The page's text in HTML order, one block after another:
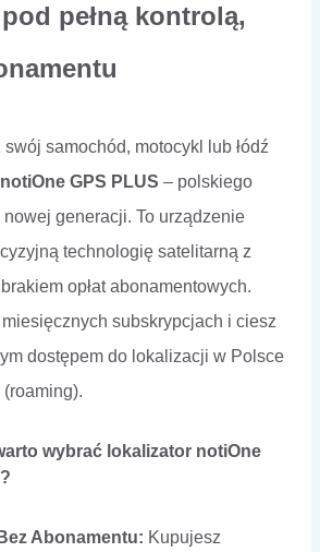
pełną kontrolą,
samochód, motocykl lub łódź
notiOne GPS PLUS – polskiego
nowej generacji. To urządzenie
technologię satelitarną z
opłat abonamentowych.
subskrypcjach i ciesz
dostępem do lokalizacji w Polsce
wybrać lokalizator notiOne
Abonamentu: Kupujesz